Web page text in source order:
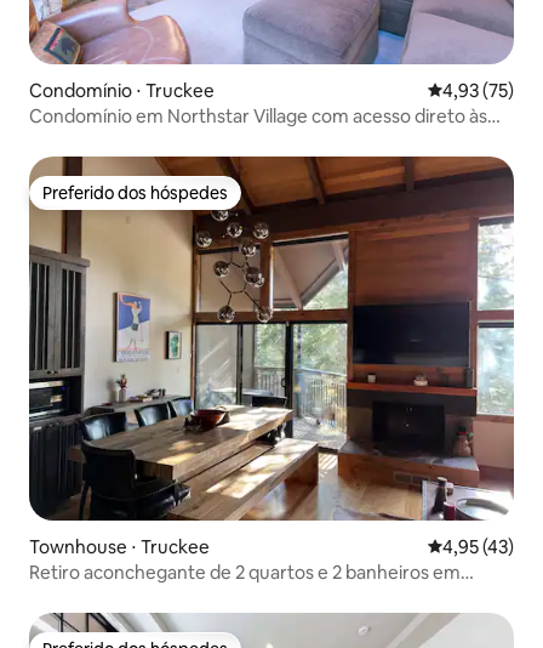
Condomínio ⋅ Truckee 4,93 de uma
4,93 (75)
Condomínio em Northstar Village com acesso direto às
Preferido dos hóspedes
Preferido dos hóspedes
Townhouse ⋅ Truckee 4,95 de uma
4,95 (43)
Retiro aconchegante de 2 quartos e 2 banheiros em